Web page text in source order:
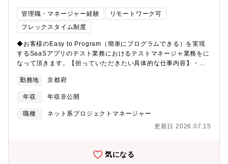
管理職・マネージャー経験
リモートワーク可
フレックスタイム制度
◆お客様のEasy to Program（簡単にプログラムできる）を実現
するSaaSアプリのテスト業務におけるテストマネージャ業務をに
なって頂きます。【担っていただきたい具体的な仕事内容】・テ
設計・実行・プロジェクトごとのテストチームの指揮・品質・セ
キュリティに対するリスクマネジメント・品質指標達成に向けた
各種取り組みの計画・実行【Easy to Programの業務内容（一
例）】■生成AIを用いたPLCプログラムの解析や自動生成、他社
想化（動作ハードウェア非依存化）し、シミュレーションソフト
を高めるための仕様書やテストの自動化技術の開発【募集背景】■
日本の製造業を始めとするモノづくり現場は、熟練技術者の高齢
勤務地 京都府
年収 年収非公開
職種
ネット系プロジェクトマネージャー
更新日 2026.07.15
気になる